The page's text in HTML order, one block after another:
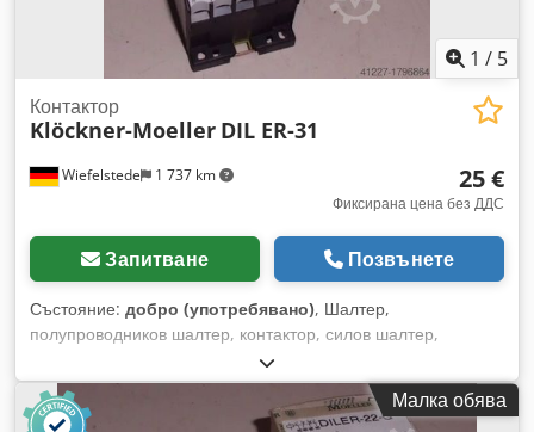
1 / 5
Wiefelstede 1 737 km
Контактор
Klöckner-Moeller DIL ER-31
25 €
Фиксирана цена без ДДС
Запитване Позвънете
Състояние: добро (употребявано), Шалтер,
полупроводников шалтер, контактор, силов шалтер,
контактор за кондензатори - Тип: DIL ER-31 - Цена: на брой
Dkjdpfx Aob A I Eash Eer - Налично количество: 8 броя -
Тегло: 0,2 кг/брой
Малка обява